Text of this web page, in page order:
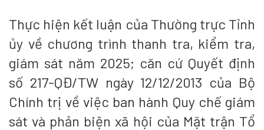
Thực hiện kết luận của Thường trực Tỉnh
ủy về chương trình thanh tra, kiểm tra,
giám sát năm 2025; căn cứ Quyết định
số 217-QĐ/TW ngày 12/12/2013 của Bộ
Chính trị về việc ban hành Quy chế giám
sát và phản biện xã hội của Mặt trận Tổ